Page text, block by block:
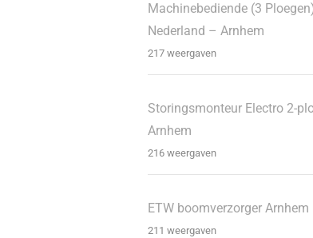
Machinebediende (3
Nederland – Arnhem
217 weergaven
Storingsmonteur Electro 2-
Arnhem
216 weergaven
ETW boomverzorger
211 weergaven